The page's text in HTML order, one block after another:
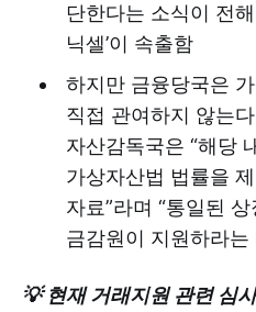
단한다는 소식이 전
닉셀’이 속출함
하지만 금융당국은
직접 관여하지 않는
자산감독국은 “해당
가상자산법 법률을
자료”라며 “통일된
금감원이 지원하라
💡 현재 거래지원 관련 심